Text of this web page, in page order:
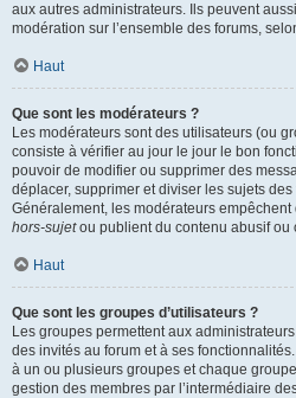
aux autres administrateurs. Ils peuvent
modération sur l’ensemble des forums,
Haut
Que sont les modérateurs ?
Les modérateurs sont des utilisateurs (ou
consiste à vérifier au jour le jour le bon
pouvoir de modifier ou supprimer des
déplacer, supprimer et diviser les sujets des
Généralement, les modérateurs
hors-sujetou publient du contenu abusif ou
Haut
Que sont les groupes d’utilisateurs ?
Les groupes permettent aux
des invités au forum et à ses
à un ou plusieurs groupes et chaque
gestion des membres par l’intermédiaire